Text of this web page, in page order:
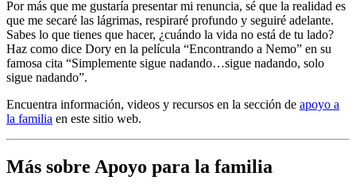
darse por vencido no es una opción.
Por más que me gustaría presentar mi renuncia, sé que la realidad es
que me secaré las lágrimas, respiraré profundo y seguiré adelante.
Sabes lo que tienes que hacer, ¿cuándo la vida no está de tu lado?
Haz como dice Dory en la película “Encontrando a Nemo” en su
sigue nadando”.